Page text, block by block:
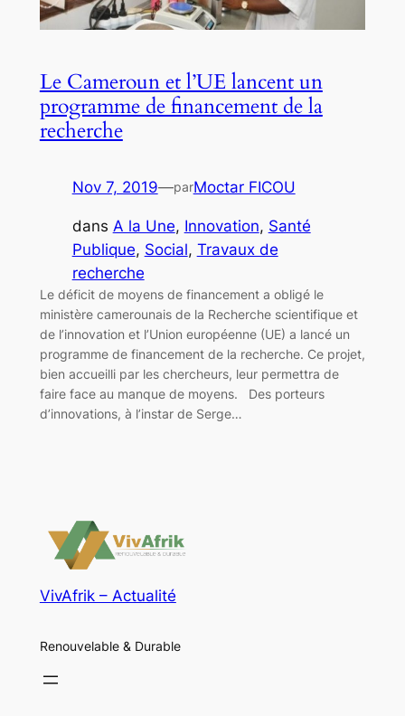
Le Cameroun et l’UE lancent un
programme de financement de la
recherche
Nov 7, 2019—parMoctar FICOU
dans A la Une, Innovation, Santé
Publique, Social, Travaux de
recherche
Le déficit de moyens de financement a obligé le
ministère camerounais de la Recherche scientifique et
de l’innovation et l’Union européenne (UE) a lancé un
programme de financement de la recherche. Ce projet,
bien accueilli par les chercheurs, leur permettra de
faire face au manque de moyens. Des porteurs
d’innovations, à l’instar de Serge…
VivAfrik – Actualité
Renouvelable & Durable